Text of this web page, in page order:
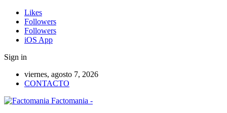
Likes
Followers
Followers
iOS App
Sign in
viernes, agosto 7, 2026
CONTACTO
Factomania -